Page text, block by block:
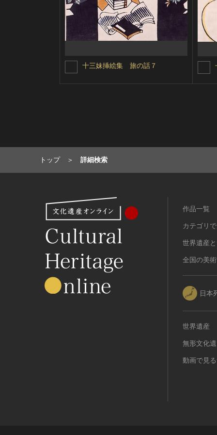
十三妹挿絵集 旅の話７
トップ 詳細検索
作品一覧
カテゴリ
世界遺産
全国の美
日本
世界遺産
無形文化
動画で見